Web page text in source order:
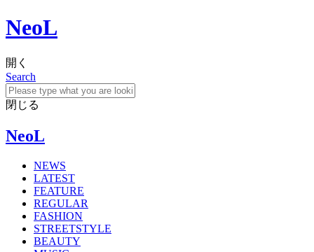
NeoL
開く
Search
閉じる
NeoL
NEWS
LATEST
FEATURE
REGULAR
FASHION
STREETSTYLE
BEAUTY